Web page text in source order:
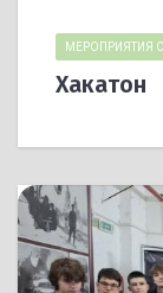
МЕРОПРИЯТИЯ
Хакатон